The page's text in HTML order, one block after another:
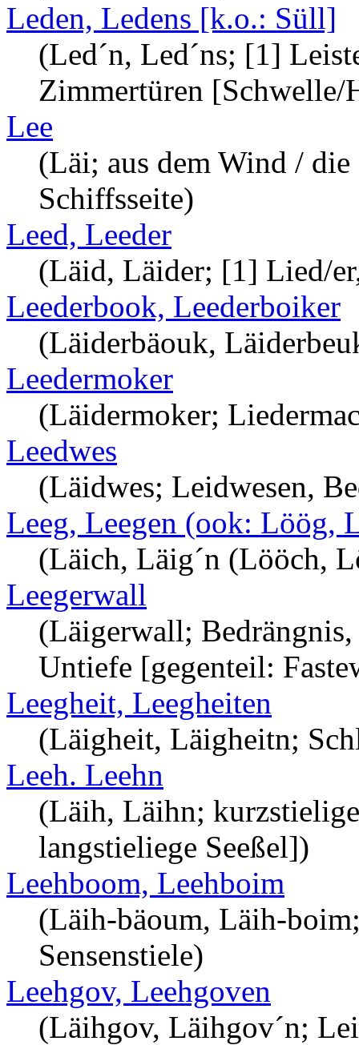
Leden, Ledens [k.o.: Süll]
(Led´n, Led´ns; [1]
Zimmertüren [Schwelle/
Lee
(Läi; aus dem Wind /
Schiffsseite)
Leed, Leeder
(Läid, Läider; [1] Lied/
Leederbook, Leederboiker
(Läiderbäouk,
Leedermoker
(Läidermoker;
Leedwes
(Läidwes; Leidwesen,
Leeg, Leegen (ook: Löög,
(Läich, Läig´n (Lööch,
Leegerwall
(Läigerwall;
Untiefe [gegenteil:
Leegheit, Leegheiten
(Läigheit, Läigheitn;
Leeh. Leehn
(Läih, Läihn;
langstieliege Seeßel])
Leehboom, Leehboim
(Läih-bäoum, Läih-
Sensenstiele)
Leehgov, Leehgoven
(Läihgov, Läihgov´n;